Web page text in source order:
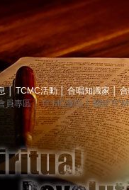
TCMC活動│ 合唱知識家│
員專區│ TCMC會訊│ 關於